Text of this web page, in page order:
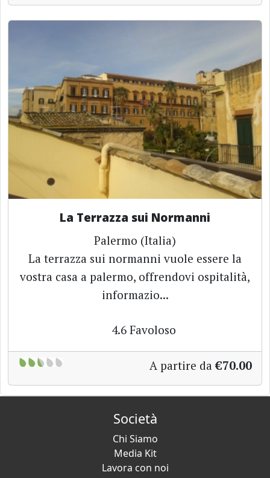
La Terrazza sui Normanni
Palermo (Italia)
La terrazza sui normanni vuole essere la
vostra casa a palermo, offrendovi ospitalità,
informazio...
4.6Favoloso
A partire da €70.00
Società
Chi Siamo
Media Kit
Lavora con noi